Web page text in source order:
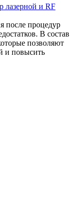
лазерной и RF
после процедур
В состав
позволяют
и повысить